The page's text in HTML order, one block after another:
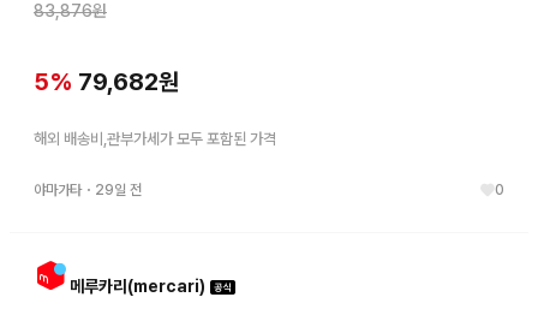
83,876원
5% 79,682원
해외 배송비,관부가세가 모두 포함된 가격
야마가타・ 29일 전 0
메루카리(mercari)